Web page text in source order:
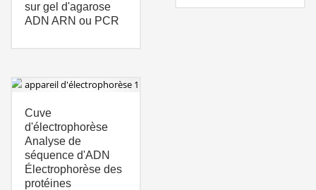
sur gel d'agarose
ADN ARN ou PCR
Cuve
d'électrophorèse
Analyse de
séquence d'ADN
Électrophorèse des
protéines